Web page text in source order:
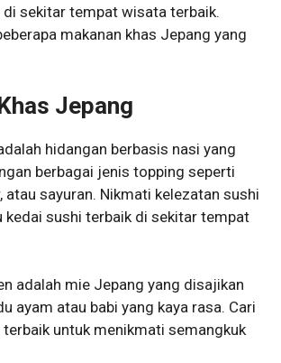
sekitar tempat wisata terbaik.
makanan khas Jepang yang
Jepang
hidangan berbasis nasi yang
berbagai jenis topping seperti
atau sayuran. Nikmati kelezatan sushi
kedai sushi terbaik di sekitar tempat
adalah mie Jepang yang disajikan
ayam atau babi yang kaya rasa. Cari
untuk menikmati semangkuk